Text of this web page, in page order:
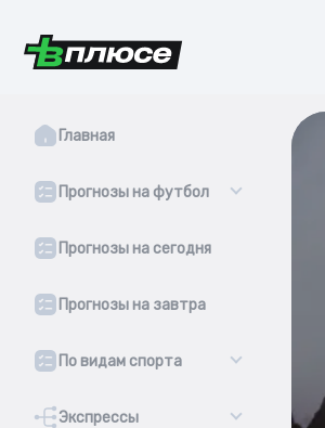
Главная
Прогнозы на футбол
Прогнозы на сегодня
Прогнозы на завтра
По видам спорта
Экспрессы